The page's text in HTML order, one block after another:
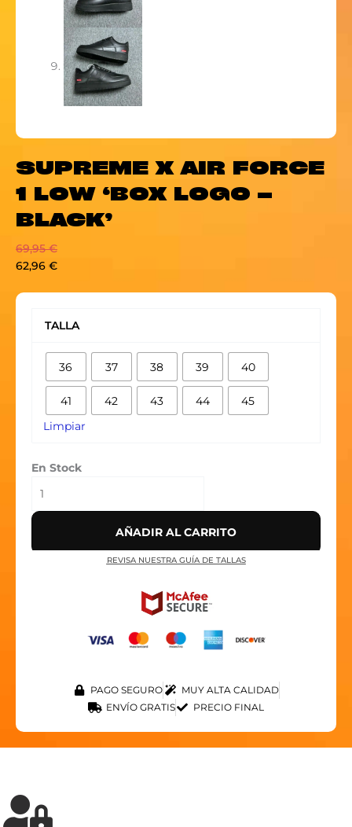
SUPREME X AIR FORCE
1 LOW ‘BOX LOGO –
BLACK’
69,95€
62,96 €
TALLA
36 37 38 39 40
41 42 43 44 45
Limpiar
En Stock
FORCE
LOW
LOGO
cantidad
AÑADIR AL CARRITO
REVISA NUESTRA GUÍA DE TALLAS
PAGO SEGURO
MUY ALTA CALIDAD
ENVÍO GRATIS
PRECIO FINAL